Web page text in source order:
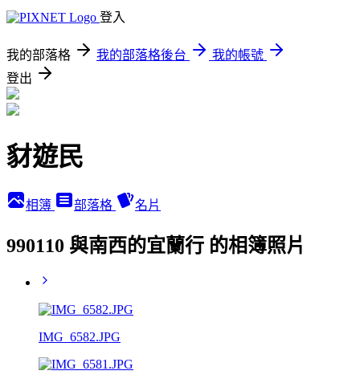
登入
我的部落格 我的部落格後台
我的帳號
登出
豺遊民
相簿 部落格 名片
990110 與南西的宜蘭行 的相簿照片
IMG_6582.JPG